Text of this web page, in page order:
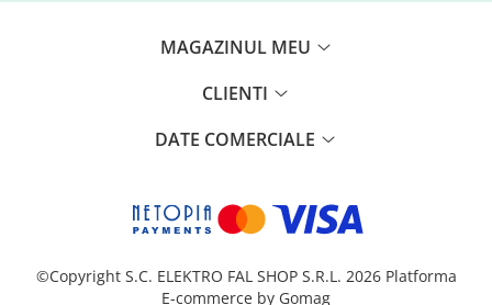
MAGAZINUL MEU
CLIENTI
DATE COMERCIALE
©Copyright S.C. ELEKTRO FAL SHOP S.R.L. 2026 Platforma
E-commerce by Gomag